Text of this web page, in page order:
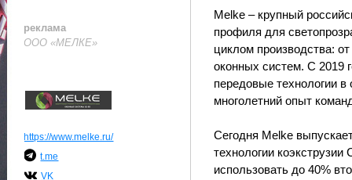
реклама
ООО «МЕЛКЕ»
https://www.melke.ru/
t.me
VK
Melke – крупный
профиля для
циклом производства:
оконных систем. С 2019
передовые технологии в
многолетний опыт
Сегодня Melke
технологии
использовать до 40%